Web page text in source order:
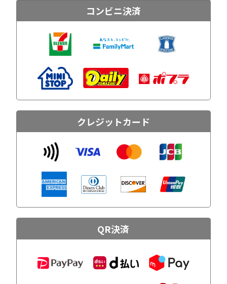
コンビニ決済
クレジットカード
QR決済